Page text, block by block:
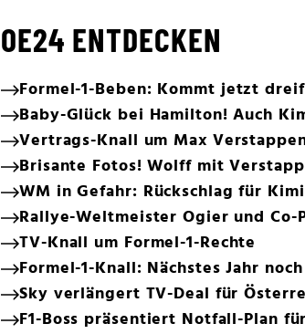
OE24 ENTDECKEN
Formel-1-Beben: Kommt jetzt
Baby-Glück bei Hamilton! Auch
Vertrags-Knall um Max
Brisante Fotos! Wolff mit
WM in Gefahr: Rückschlag für
Rallye-Weltmeister Ogier und Co-
TV-Knall um Formel-1-Rechte
Formel-1-Knall: Nächstes Jahr
Sky verlängert TV-Deal für
F1-Boss präsentiert Notfall-Plan